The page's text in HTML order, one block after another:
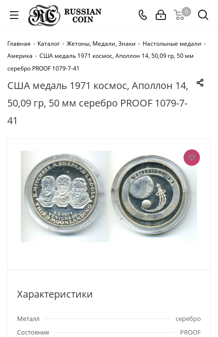
0
Главная - Каталог - Жетоны, Медали, Знаки - Настольные медали -
Америка - США медаль 1971 космос, Аполлон 14, 50,09 гр, 50 мм
серебро PROOF 1079-7-41
США медаль 1971 космос, Аполлон 14,
50,09 гр, 50 мм серебро PROOF 1079-7-
41
Характеристики
Металл
серебро
Состояние
PROOF